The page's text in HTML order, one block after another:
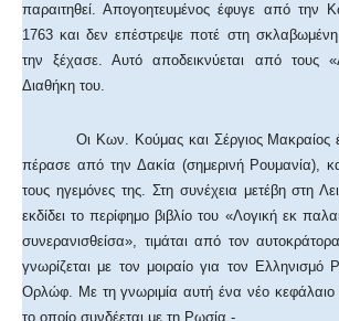
παραιτηθεί. Απογοητευμένος έφυγε από την
1763 και δεν επέστρεψε ποτέ στη
την ξέχασε. Αυτό αποδεικνύεται από τους
Διαθήκη του.
Οι Κων. Κούμας και Σέργιος Μακραίος
πέρασε από την Δακία (σημερινή Ρουμανία),
τους ηγεμόνες της. Στη συνέχεια μετέβη στη
εκδίδει το περίφημο βιβλίο του «Λογική εκ
συνερανισθείσα», τιμάται από τον
γνωρίζεται με τον μοιραίο για τον
Ορλώφ. Με τη γνωριμία αυτή ένα νέο κεφάλαιο
το οποίο συνδέεται με τη Ρωσία.-